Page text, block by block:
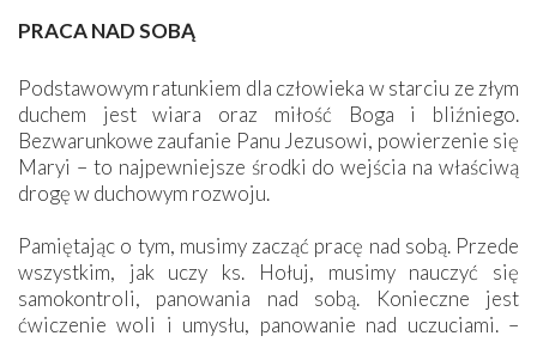
PRACA NAD SOBĄ
Podstawowym ratunkiem dla człowieka w starciu ze złym
duchem jest wiara oraz miłość Boga i bliźniego.
Bezwarunkowe zaufanie Panu Jezusowi, powierzenie się
Maryi – to najpewniejsze środki do wejścia na właściwą
drogę w duchowym rozwoju.
Pamiętając o tym, musimy zacząć pracę nad sobą. Przede
wszystkim, jak uczy ks. Hołuj, musimy nauczyć się
samokontroli, panowania nad sobą. Konieczne jest
ćwiczenie woli i umysłu, panowanie nad uczuciami. –